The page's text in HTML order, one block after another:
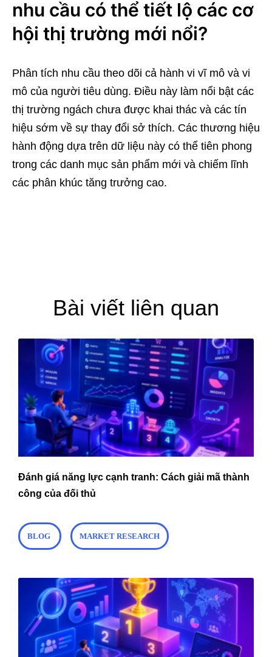
nhu cầu có thể tiết lộ các cơ
hội thị trường mới nổi?
Phân tích nhu cầu theo dõi cả hành vi vĩ mô và vi
mô của người tiêu dùng. Điều này làm nổi bật các
thị trường ngách chưa được khai thác và các tín
hiệu sớm về sự thay đổi sở thích. Các thương hiệu
hành động dựa trên dữ liệu này có thể tiên phong
trong các danh mục sản phẩm mới và chiếm lĩnh
các phân khúc tăng trưởng cao.
Bài viết liên quan
BLOG MARKET RESEARCH
Đánh giá năng lực cạnh tranh: Cách giải mã thành
công của đối thủ